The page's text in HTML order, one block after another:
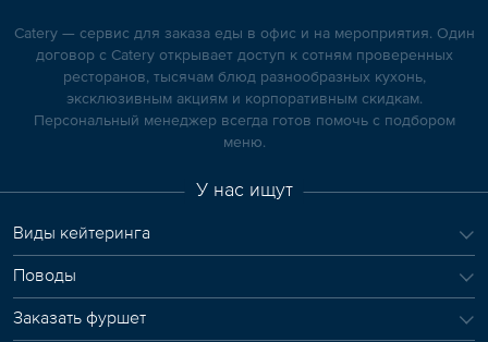
Catery — сервис для заказа еды в офис и на мероприятия. Один
договор с Catery открывает доступ к сотням проверенных
ресторанов, тысячам блюд разнообразных кухонь,
эксклюзивным акциям и корпоративным скидкам.
Персональный менеджер всегда готов помочь с подбором
меню.
У нас ищут
Виды кейтеринга
Поводы
Заказать фуршет